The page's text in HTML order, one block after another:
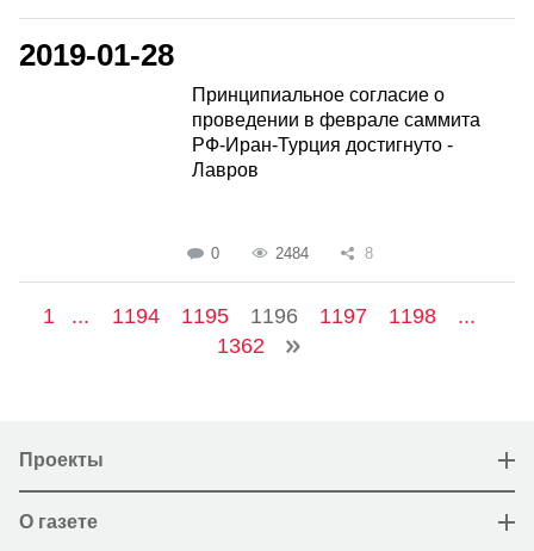
2019-01-28
Принципиальное согласие о
проведении в феврале саммита
РФ-Иран-Турция достигнуто -
Лавров
0 2484 8
1 ... 1194 1195 1196 1197 1198
...
1362
Проекты
О газете